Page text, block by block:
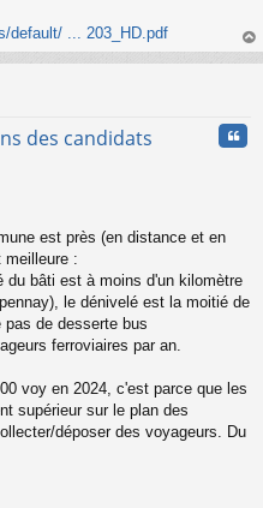
default/ ... 203_HD.pdf
au
des candidats
est près (en distance et en
meilleure :
du bâti est à moins d'un kilomètre
le dénivelé est la moitié de
pas de desserte bus
ferroviaires par an.
voy en 2024, c'est parce que les
supérieur sur le plan des
déposer des voyageurs. Du